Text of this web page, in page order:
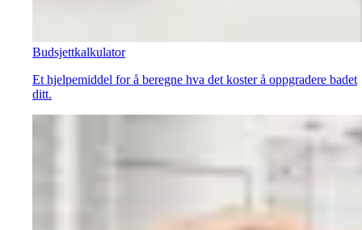
Budsjettkalkulator
Et hjelpemiddel for å beregne hva det koster å oppgradere badet
ditt.